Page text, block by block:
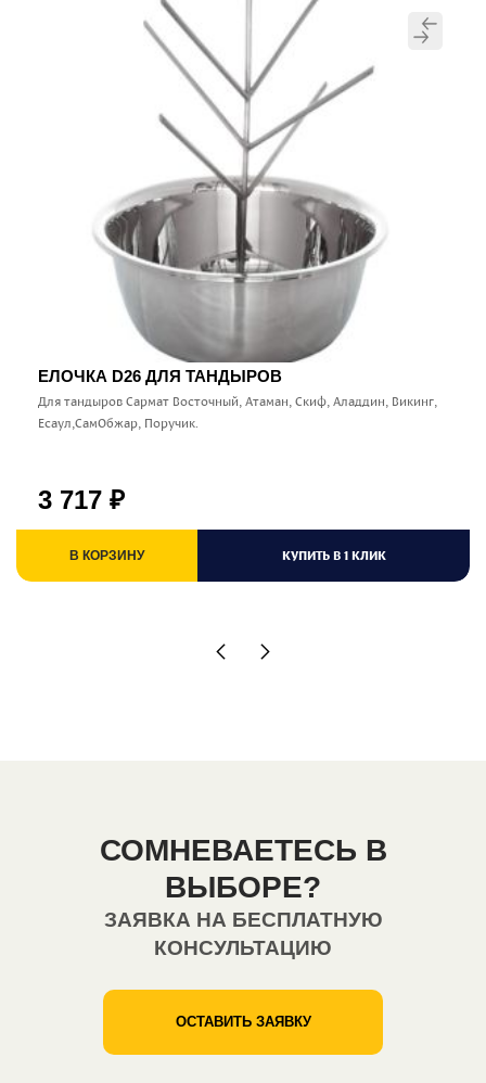
ЕЛОЧКА D26 ДЛЯ ТАНДЫРОВ
Для тандыров Сармат Восточный, Атаман, Скиф, Аладдин, Викинг,
Есаул,СамОбжар, Поручик.
3 717 ₽
В КОРЗИНУ КУПИТЬ В 1 КЛИК
СОМНЕВАЕТЕСЬ В
ВЫБОРЕ?
ЗАЯВКА НА БЕСПЛАТНУЮ
КОНСУЛЬТАЦИЮ
ОСТАВИТЬ ЗАЯВКУ